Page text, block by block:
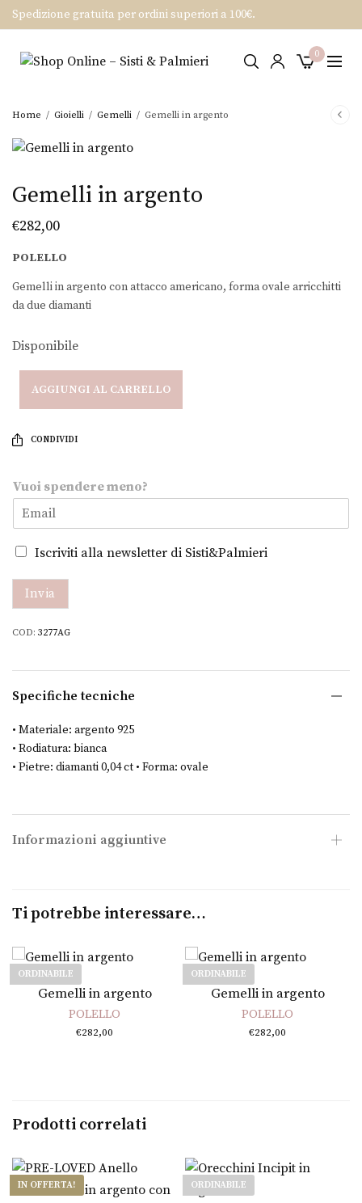
Spedizione gratuita per ordini superiori a 100€.
0
Home / Gioielli / Gemelli / Gemelli in argento
Gemelli in argento
€282,00
POLELLO
Gemelli in argento con attacco americano, forma ovale arricchitti
da due diamanti
Disponibile
AGGIUNGI AL CARRELLO
CONDIVIDI
m
e
o
?
s
p
n
e
e
V
u
o
Vuoi spendere meno?
Iscriviti alla newsletter di Sisti&Palmieri
Invia
COD: 3277AG
Specifiche tecniche
• Materiale: argento 925
• Rodiatura: bianca
• Pietre: diamanti 0,04 ct • Forma: ovale
Informazioni aggiuntive
Ti potrebbe interessare…
ORDINABILE
Leggi tutto
Gemelli in argento
POLELLO
€282,00
ORDINABILE
Leggi tutto
Gemelli in argento
POLELLO
€282,00
Prodotti correlati
IN OFFERTA! ORDINABILE